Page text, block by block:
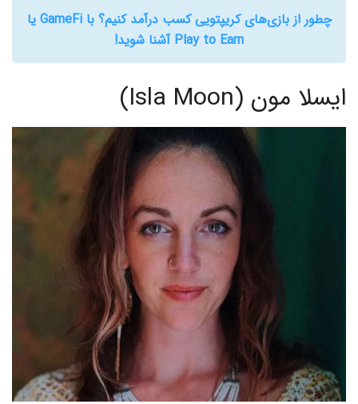
چطور از بازی‌های کریپتویی کسب درآمد کنیم؟ با GameFi‌ یا
Play to Earn آشنا شوید!
ایسلا مون (Isla Moon)